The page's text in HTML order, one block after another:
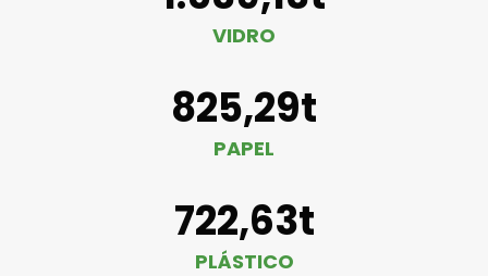
VIDRO
825,29t
PAPEL
722,63t
PLÁSTICO